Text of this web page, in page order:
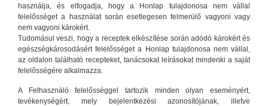
használja, és elfogadja, hogy a Honlap tulajdonosa nem vállal
felelősséget a használat során esetlegesen felmerülő vagyoni vagy
nem vagyoni károkért.
Tudomásul veszi, hogy a receptek elkészítése során adódó károkért és
egészségkárosodásért felelősséget a Honlap tulajdonosa nem vállal,
az oldalon található recepteket, tanácsokat leírásokat mindenki a saját
felelősségére alkalmazza.
A Felhasználó felelősséggel tartozik minden olyan eseményért,
tevékenységért, mely bejelentkezési azonosítójának, illetve